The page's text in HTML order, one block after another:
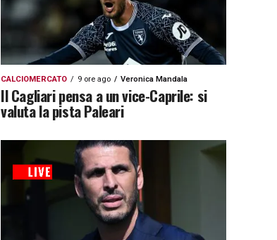
CALCIOMERCATO 9 ore ago Veronica Mandala
Il Cagliari pensa a un vice-Caprile: si
valuta la pista Paleari